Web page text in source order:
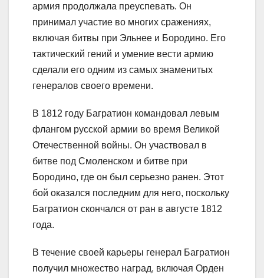
армия продолжала преуспевать. Он
принимал участие во многих сражениях,
включая битвы при Эльнее и Бородино. Его
тактический гений и умение вести армию
сделали его одним из самых знаменитых
генералов своего времени.
В 1812 году Багратион командовал левым
флангом русской армии во время Великой
Отечественной войны. Он участвовал в
битве под Смоленском и битве при
Бородино, где он был серьезно ранен. Этот
бой оказался последним для него, поскольку
Багратион скончался от ран в августе 1812
года.
В течение своей карьеры генерал Багратион
получил множество наград, включая Орден